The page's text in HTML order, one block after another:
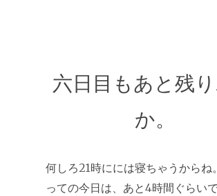
六日目もあと残
か。
何しろ21時にには寝ちゃうからね
っての今日は、あと4時間ぐらいで